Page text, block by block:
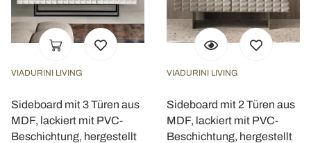
VIADURINI LIVING
Sideboard mit 3 Türen aus
MDF, lackiert mit PVC-
Beschichtung, hergestellt
VIADURINI LIVING
Sideboard mit 2 Türen aus
MDF, lackiert mit PVC-
Beschichtung, hergestellt